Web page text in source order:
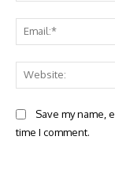
Save my name,
time I comment.